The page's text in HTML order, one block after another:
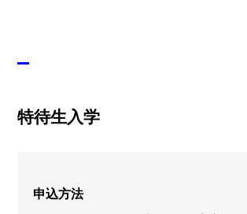
特待生入学
申込方法